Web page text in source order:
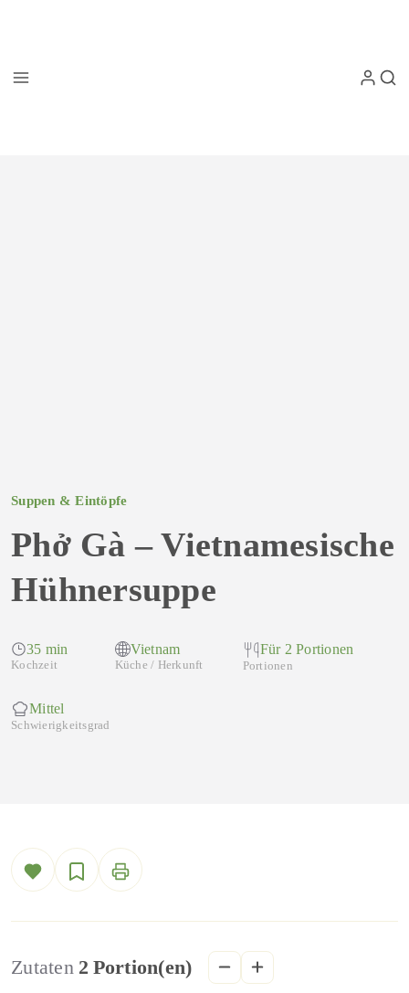
Suppen & Eintöpfe
Phở Gà – Vietnamesische
Hühnersuppe
35 min
Kochzeit
Vietnam
Küche / Herkunft
Für 2 Portionen
Portionen
Mittel
Schwierigkeitsgrad
Zutaten 2 Portion(en)